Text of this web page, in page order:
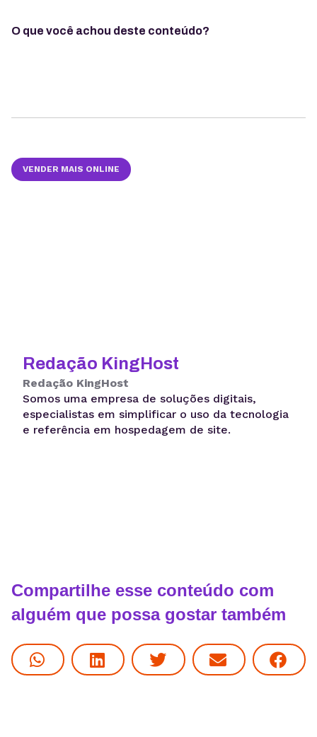
O que você achou deste conteúdo?
VENDER MAIS ONLINE
Redação KingHost
Redação KingHost
Somos uma empresa de soluções digitais,
especialistas em simplificar o uso da tecnologia
e referência em hospedagem de site.
Compartilhe esse conteúdo com
alguém que possa gostar também